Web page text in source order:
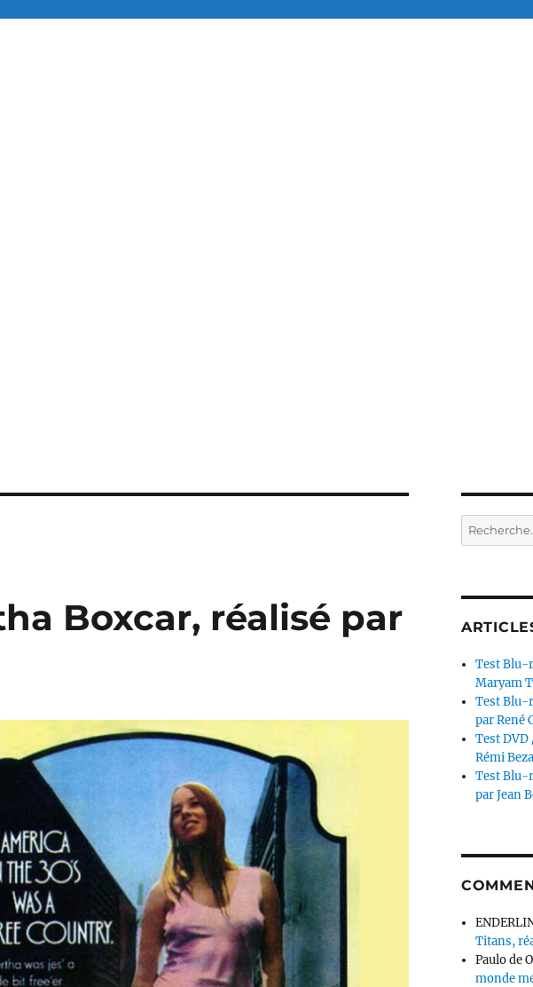
Boxcar, réalisé par
Recherche
pour :
Test Blu-
Maryam
Test Blu-
par René
Test DVD
Rémi
Test Blu-
par Jean
Titans,
Paulo de
monde